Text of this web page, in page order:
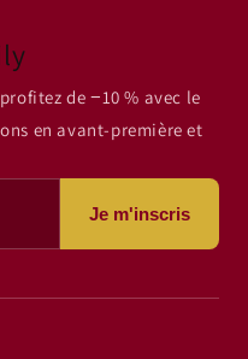
de −10 % avec le
en avant-première et
Je m'inscris